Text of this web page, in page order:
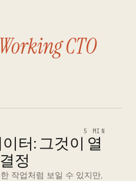
CTO
5 MIN
터: 그것이 열
정
작업처럼 보일 수 있지만,